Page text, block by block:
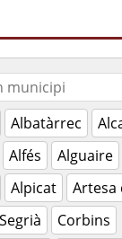
Albatàrrec
Alfés Alguaire
Alpicat
Artesa
Corbins